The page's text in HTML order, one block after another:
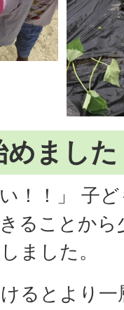
ました
！！」 子
ることから
ました。
るとより